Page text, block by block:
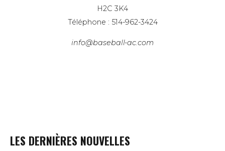
H2C 3K4
Téléphone : 514-962-3424
info@baseball-ac.com
LES DERNIÈRES NOUVELLES